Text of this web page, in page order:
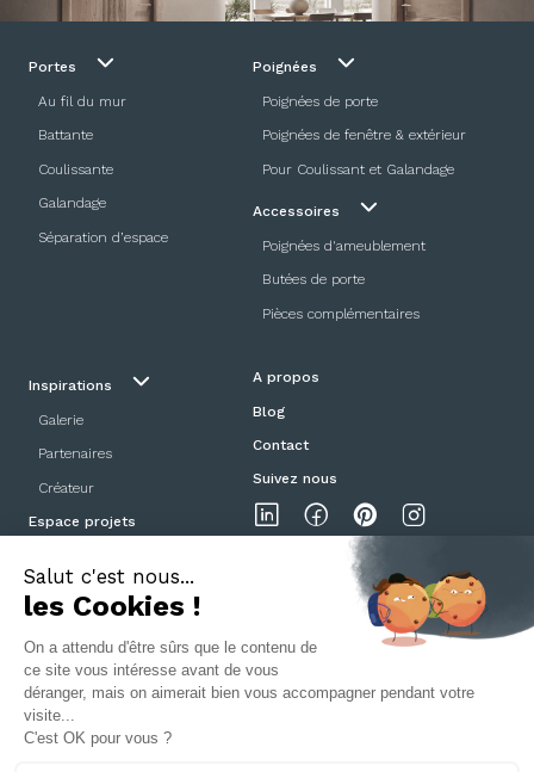
Portes
Au fil du mur
Battante
Coulissante
Galandage
Séparation d’espace
Poignées
Poignées de porte
Poignées de fenêtre & extérieur
Pour Coulissant et Galandage
Accessoires
Poignées d'ameublement
Butées de porte
Pièces complémentaires
Inspirations
Galerie
Partenaires
Créateur
Espace projets
A propos
Blog
Contact
Suivez nous
Mentions légalesPolitique de confidentialitéCGV